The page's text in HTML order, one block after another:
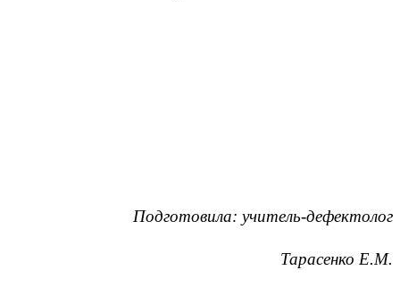
Подготовила: учитель-дефектолог
Тарасенко Е.М.